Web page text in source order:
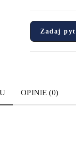
Zadaj
OPINIE (0)